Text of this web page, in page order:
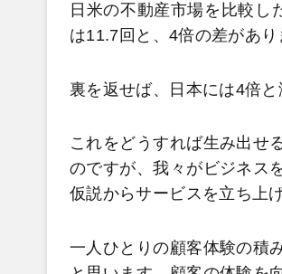
日米の不動産市場を比較し
は11.7回と、4倍の差があり
裏を返せば、日本には4倍
これをどうすれば生み出せ
のですが、我々がビジネス
仮説からサービスを立ち上
一人ひとりの顧客体験の積